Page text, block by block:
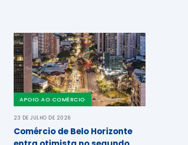
APOIO AO COMÉRCIO
23 DE JULHO DE 2026
Comércio de Belo Horizonte